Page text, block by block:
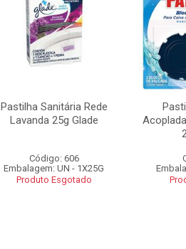
Pastilha Sanitária Rede
Lavanda 25g Glade
Código: 606
Embalagem: UN - 1X25G
Produto Esgotado